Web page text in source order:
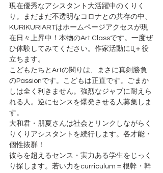
現在優秀なアシスタント大活躍中のくりく
り。まだまだ不透明なコロナとの共存の中、
KURIKURIARTはホームページアクセスが現
在日々上昇中！本物のArt Classです。一度ぜ
ひ体験してみてください。作家活動にも̟＋役
立ちます。
こどもたちとArtの関りは、まさに真剣勝負
のPassionです。こどもは正直です。ごまか
しは全く利きません。強烈なジャブに耐えら
れる人。逆にセンスを爆発させる人募集しま
す。
大和君・朋夏さんは社会とリンクしながらく
りくりアシスタントを続行します。各才能・
個性抜群！
彼らを超えるセンス・実力ある学生をじっく
り探します。若い力をcurriculum＝根幹・幹